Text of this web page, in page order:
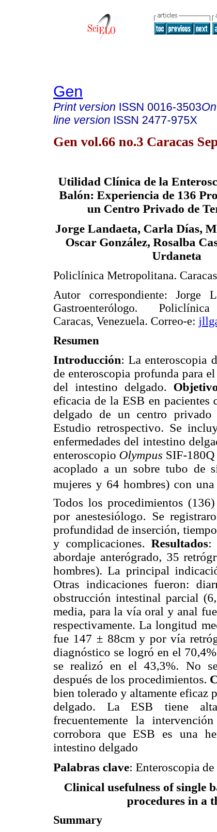
Gen
Print version ISSN 0016-3503
line version ISSN 2477-975X
Gen vol.66 no.3 Caracas
Utilidad Clínica de la
Balón: Experiencia de 136
un Centro Privado de
Jorge Landaeta, Carla Días,
Oscar González, Rosalba
Urdaneta
Policlínica Metropolitana.
Autor correspondiente: Jorge
Gastroenterólogo.
Caracas, Venezuela. Correo-e:
Resumen
Introducción: La enteroscopia
de enteroscopia profunda para
del intestino delgado.
eficacia de la ESB en pacientes
delgado de un centro
Estudio retrospectivo. Se
enfermedades del intestino
enteroscopio Olympus SIF-
acoplado a un sobre tubo de
mujeres y 64 hombres) con una
Todos los procedimientos
por anestesiólogo. Se
profundidad de inserción,
y complicaciones.Resultados:
abordaje anterógrado, 35
hombres). La principal
Otras indicaciones fueron:
obstrucción intestinal parcial
media, para la vía oral y anal
respectivamente. La longitud
fue 147 ± 88cm y por vía
diagnóstico se logró en el
se realizó en el 43,3%. No
después de los procedimientos.
bien tolerado y altamente eficaz
delgado. La ESB tiene
frecuentemente la
corrobora que ESB es una
intestino delgado
Palabras clave: Enteroscopia
Clinical usefulness of single
procedures in a
Summary